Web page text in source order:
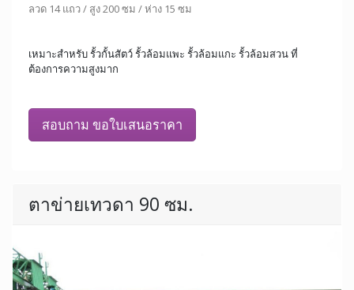
ลวด 14 แถว / สูง 200 ซม / ห่าง 15 ซม
เหมาะสำหรับ รั้วกั้นสัตว์ รั้วล้อมแพะ รั้วล้อมแกะ รั้วล้อมสวน ที่
ต้องการความสูงมาก
สอบถาม ขอใบเสนอราคา
ตาข่ายเทวดา 90 ซม.